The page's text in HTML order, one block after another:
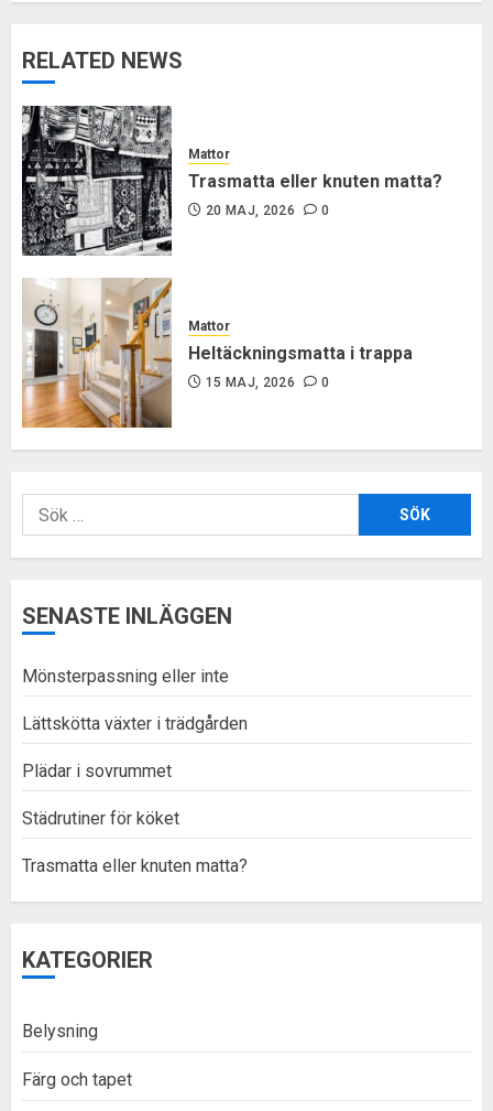
RELATED NEWS
Mattor
Trasmatta eller knuten matta?
20 MAJ, 2026 0
Mattor
Heltäckningsmatta i trappa
15 MAJ, 2026 0
Sök
efter:
SENASTE INLÄGGEN
Mönsterpassning eller inte
Lättskötta växter i trädgården
Plädar i sovrummet
Städrutiner för köket
Trasmatta eller knuten matta?
KATEGORIER
Belysning
Färg och tapet